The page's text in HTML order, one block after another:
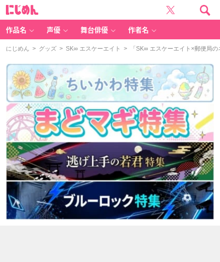
作品名 声優 舞台俳優 作者名
にじめん > グッズ > SK∞ エスケーエイト > 「SK∞ エスケーエイト×郵便局の